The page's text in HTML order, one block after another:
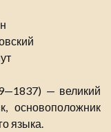
— великий
основоположник
языка.